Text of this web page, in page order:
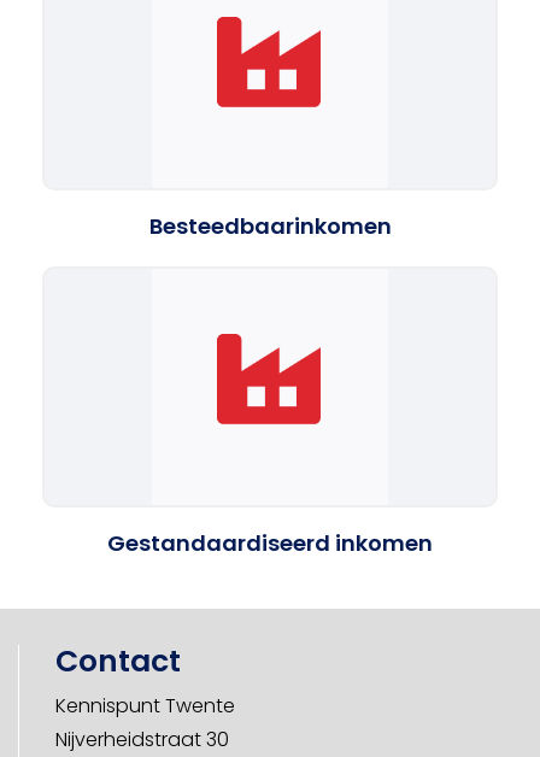
Besteedbaarinkomen
Gestandaardiseerd inkomen
Contact
Kennispunt Twente
Nijverheidstraat 30